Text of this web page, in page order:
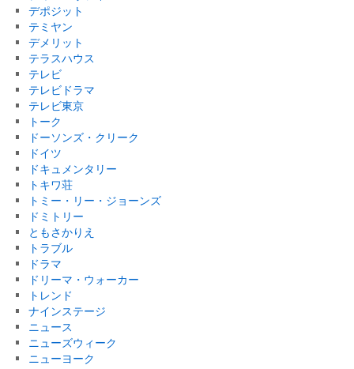
デポジット
テミヤン
デメリット
テラスハウス
テレビ
テレビドラマ
テレビ東京
トーク
ドーソンズ・クリーク
ドイツ
ドキュメンタリー
トキワ荘
トミー・リー・ジョーンズ
ドミトリー
ともさかりえ
トラブル
ドラマ
ドリーマ・ウォーカー
トレンド
ナインステージ
ニュース
ニューズウィーク
ニューヨーク